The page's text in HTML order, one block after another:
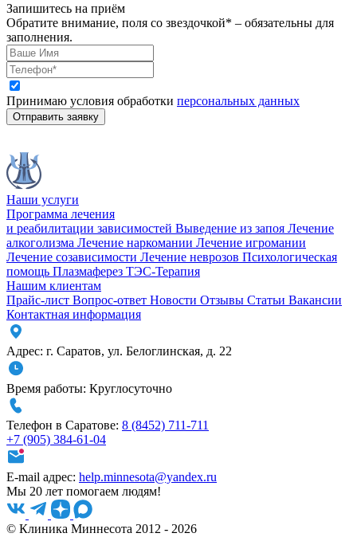
Запишитесь на приём
Обратите внимание, поля со звездочкой* – обязательны для
заполнения.
Принимаю условия обработки персональных данных
Отправить заявку
Наши услуги
Программа лечения
и реабилитации зависимостей Выведение из запоя Лечение
алкоголизма Лечение наркомании Лечение игромании
Лечение созависимости Лечение неврозов Психологическая
помощь Плазмаферез ТЭС-Терапия
Нашим клиентам
Прайс-лист Вопрос-ответ Новости Отзывы Статьи Вакансии
Контактная информация
Адрес: г. Саратов, ул. Белоглинская, д. 22
Время работы: Круглосуточно
Телефон в Саратове: 8 (8452) 711-711
+7 (905) 384-61-04
E-mail адрес: help.minnesota@yandex.ru
Мы 20 лет помогаем людям!
© Клиника Миннесота 2012 - 2026